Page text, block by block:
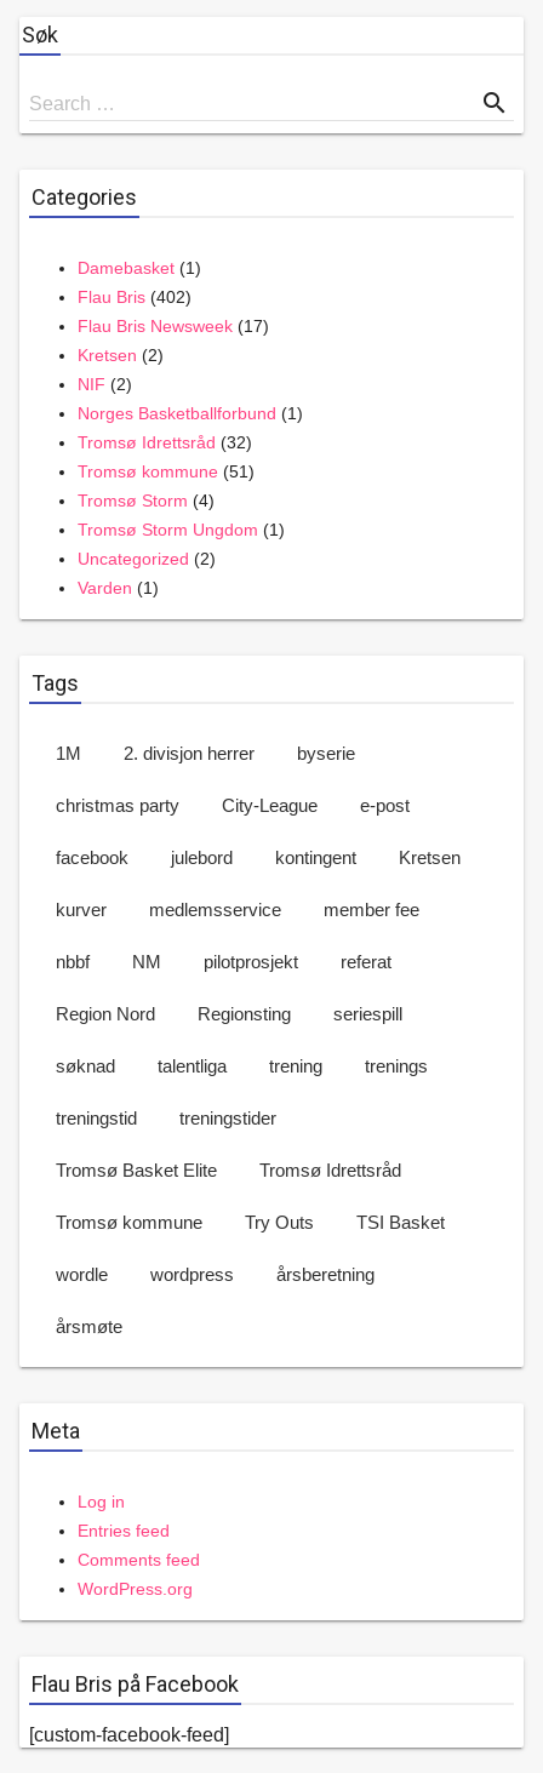
Søk
Search
for
Search … search
Categories
Damebasket (1)
Flau Bris (402)
Flau Bris Newsweek (17)
Kretsen (2)
NIF (2)
Norges Basketballforbund (1)
Tromsø Idrettsråd (32)
Tromsø kommune (51)
Tromsø Storm (4)
Tromsø Storm Ungdom (1)
Uncategorized (2)
Varden (1)
Tags
1M 2. divisjon herrer byserie
christmas party City-League e-post
facebook julebord kontingent Kretsen
kurver medlemsservice member fee
nbbf NM pilotprosjekt referat
Region Nord Regionsting seriespill
søknad talentliga trening trenings
treningstid treningstider
Tromsø Basket Elite Tromsø Idrettsråd
Tromsø kommune Try Outs TSI Basket
wordle wordpress årsberetning
årsmøte
Meta
Log in
Entries feed
Comments feed
WordPress.org
Flau Bris på Facebook
[custom-facebook-feed]